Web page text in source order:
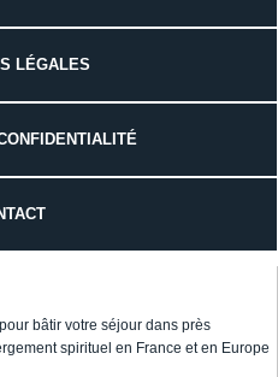
LÉGALES
bâtir votre séjour dans près
spirituel en France et en Europe